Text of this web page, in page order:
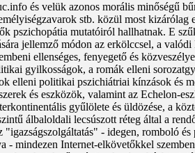
és velük azonos morális minőségű
stb. közül most kizárólag
pszichopátia mutatóiról hallhatnak. E
jellemző módon az erkölccsel, a valódi
ellenséges, fenyegető és
gyilkosságok, a romák elleni
elleni politikai pszichiátriai kínzások és
és eszközök, valamint az Echelon-
gyűlölete és üldözése, a
álbaloldali lecsúszott réteg által a
"igazságszolgáltatás" - idegen, romboló
- mindezen Internet-elkövetőkkel